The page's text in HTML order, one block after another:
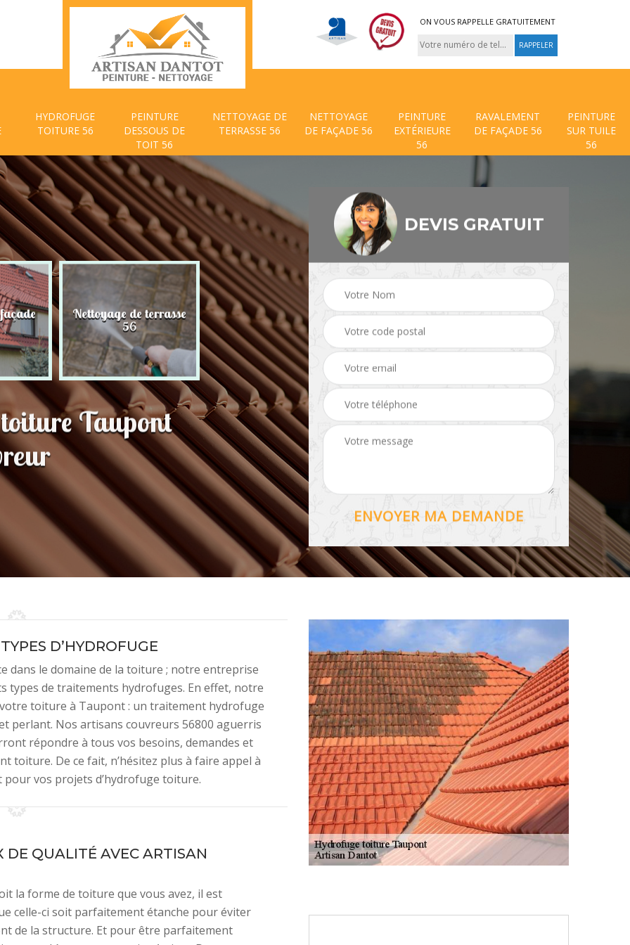
ON VOUS RAPPELLE GRATUITEMENT
HYDROFUGE
TOITURE 56
PEINTURE
DESSOUS DE
TOIT 56
NETTOYAGE DE
TERRASSE 56
NETTOYAGE
DE FAÇADE 56
PEINTURE
EXTÉRIEURE
56
RAVALEMENT
DE FAÇADE 56
PEINTURE
SUR TUILE
56
Nettoyage de terrasse
56
Peinture dessous de
toit 56 Hydrofuge toiture 56 Traitement anti
Taupont
DEVIS GRATUIT
D’HYDROFUGE
dans le domaine de la toiture ; notre entreprise
types de traitements hydrofuges. En effet, notre
toiture à Taupont : un traitement hydrofuge
perlant. Nos artisans couvreurs 56800 aguerris
répondre à tous vos besoins, demandes et
toiture. De ce fait, n’hésitez plus à faire appel à
vos projets d’hydrofuge toiture.
DE QUALITÉ AVEC ARTISAN
la forme de toiture que vous avez, il est
celle-ci soit parfaitement étanche pour éviter
de la structure. Et pour être parfaitement